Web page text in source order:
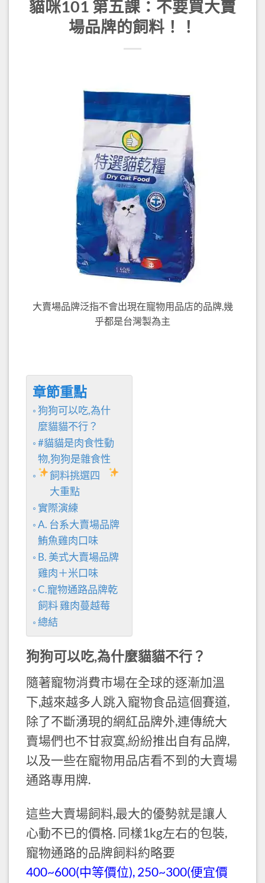
貓咪101 第五課：不要買大賣
場品牌的飼料！！
大賣場品牌泛指不會出現在寵物用品店的品牌,幾
乎都是台灣製為主
章節重點
狗狗可以吃,為什
麼貓貓不行？
#貓貓是肉食性動
物,狗狗是雜食性
飼料挑選四
大重點
實際演練
A. 台系大賣場品牌
鮪魚雞肉口味
B. 美式大賣場品牌
雞肉＋米口味
C.寵物通路品牌乾
飼料 雞肉蔓越莓
總結
狗狗可以吃,為什麼貓貓不行？
隨著寵物消費市場在全球的逐漸加溫
下,越來越多人跳入寵物食品這個賽道,
除了不斷湧現的網紅品牌外,連傳統大
賣場們也不甘寂寞,紛紛推出自有品牌,
以及一些在寵物用品店看不到的大賣場
通路專用牌.
這些大賣場飼料,最大的優勢就是讓人
心動不已的價格. 同樣1kg左右的包裝,
寵物通路的品牌飼料約略要
400~600(中等價位), 250~300(便宜價